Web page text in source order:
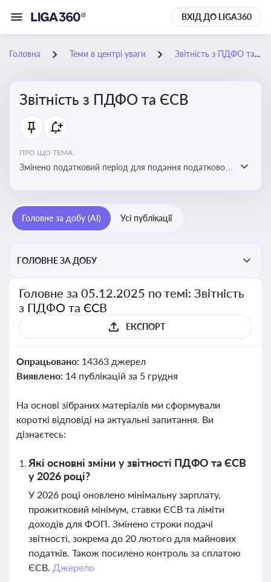
ВХІД ДО LIGA360
Головна Теми в центрі уваги Звітність з ПДФО та ЄСВ
Звітність з ПДФО та ЄСВ
ПРО ЩО ТЕМА:
Змінено податковий період для подання податкового
Головне за добу (AI) Усі публікації
ГОЛОВНЕ ЗА ДОБУ
Головне за 05.12.2025 по темі: Звітність
з ПДФО та ЄСВ
ЕКСПОРТ
Опрацьовано: 14363 джерел
Виявлено: 14 публікацій за 5 грудня
На основі зібраних матеріалів ми сформували
короткі відповіді на актуальні запитання. Ви
дізнаєтесь:
Які основні зміни у звітності ПДФО та ЄСВ
у 2026 році?
У 2026 році оновлено мінімальну зарплату,
прожитковий мінімум, ставки ЄСВ та ліміти
доходів для ФОП. Змінено строки подачі
звітності, зокрема до 20 лютого для майнових
податків. Також посилено контроль за сплатою
ЄСВ. Джерело